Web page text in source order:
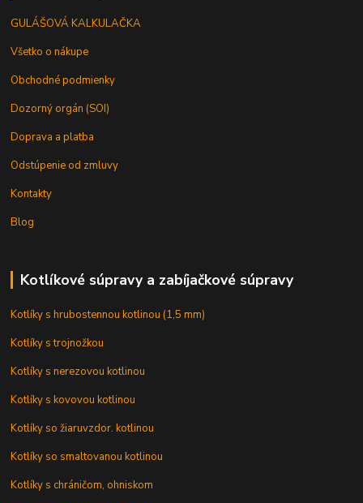
GULÁŠOVÁ KALKULAČKA
Všetko o nákupe
Obchodné podmienky
Dozorný orgán (SOI)
Doprava a platba
Odstúpenie od zmluvy
Kontakty
Blog
Kotlíkové súpravy a zabíjačkové súpravy
Kotlíky s hrubostennou kotlinou (1,5 mm)
Kotlíky s trojnožkou
Kotlíky s nerezovou kotlinou
Kotlíky s kovovou kotlinou
Kotlíky so žiaruvzdor. kotlinou
Kotlíky so smaltovanou kotlinou
Kotlíky s chráničom, ohniskom